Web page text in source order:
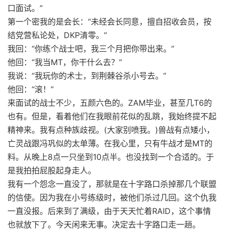
口面试。”
第一个密我的是会长：“未经会长同意，擅自招收会员，按
结党营私论处，DKP清零。”
我回：“你练个战士吧，我三个月把你带出来。”
他回：“我当MT，你干什么去？”
我说：“我玩你的术士，到荆棘谷杀小号去。”
他回：“滚！”
来面试的战士不少，五颜六色的。ZAM毕业，甚至几T6的
也有。但是，看着他们在我眼前花似的乱跳，我始终提不起
精神来。我有点种族歧视。(大家别喷我。)兽战有点矮小，
亡灵战跟冯巩似的太单薄。在我心里，只有牛战才是MT的
料。从晚上8点一只坐到10点半。也没找到一个合适的。于
是我拍拍屁股起身走人。
我有一个怨念一直没了，那就是在十字路口杀掉那几个联盟
的信使。因为我在小号练级时，被他们杀过几回。这个仇我
一直没报。后来到了满级，由于天天忙着RAID，这个事情
也就放下了。今天闲来无事。决定去十字路口走一趟。